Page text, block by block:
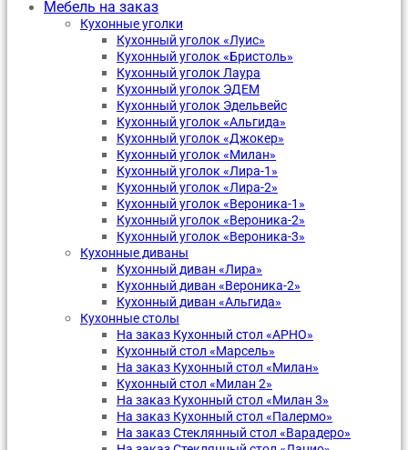
Мебель на заказ
Кухонные уголки
Кухонный уголок «Луис»
Кухонный уголок «Бристоль»
Кухонный уголок Лаура
Кухонный уголок ЭДЕМ
Кухонный уголок Эдельвейс
Кухонный уголок «Альгида»
Кухонный уголок «Джокер»
Кухонный уголок «Милан»
Кухонный уголок «Лира-1»
Кухонный уголок «Лира-2»
Кухонный уголок «Вероника-1»
Кухонный уголок «Вероника-2»
Кухонный уголок «Вероника-3»
Кухонные диваны
Кухонный диван «Лира»
Кухонный диван «Вероника-2»
Кухонный диван «Альгида»
Кухонные столы
На заказ Кухонный стол «АРНО»
Кухонный стол «Марсель»
На заказ Кухонный стол «Милан»
Кухонный стол «Милан 2»
На заказ Кухонный стол «Милан 3»
На заказ Кухонный стол «Палермо»
На заказ Стеклянный стол «Варадеро»